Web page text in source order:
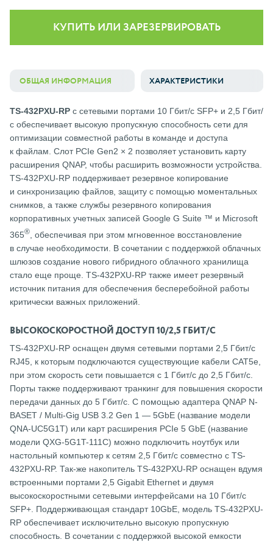
КУПИТЬ ИЛИ ЗАРЕЗЕРВИРОВАТЬ
ОБЩАЯ ИНФОРМАЦИЯ ХАРАКТЕРИСТИКИ
TS-432PXU-RP с сетевыми портами 10 Гбит/с SFP+ и 2,5 Гбит/
с обеспечивает высокую пропускную способность сети для
оптимизации совместной работы в команде и доступа
к файлам. Слот PCIe Gen2 × 2 позволяет установить карту
расширения QNAP, чтобы расширить возможности устройства.
TS-432PXU-RP поддерживает резервное копирование
и синхронизацию файлов, защиту с помощью моментальных
снимков, а также службы резервного копирования
корпоративных учетных записей Google G Suite ™ и Microsoft
365®
, обеспечивая при этом мгновенное восстановление
в случае необходимости. В сочетании с поддержкой облачных
шлюзов создание нового гибридного облачного хранилища
стало еще проще. TS-432PXU-RP также имеет резервный
источник питания для обеспечения бесперебойной работы
критически важных приложений.
ВЫСОКОСКОРОСТНОЙ ДОСТУП 10/2,5 ГБИТ/C
TS-432PXU-RP оснащен двумя сетевыми портами 2,5 Гбит/c
RJ45, к которым подключаются существующие кабели CAT5e,
при этом скорость сети повышается с 1 Гбит/с до 2,5 Гбит/с.
Порты также поддерживают транкинг для повышения скорости
передачи данных до 5 Гбит/с. С помощью адаптера QNAP N-
BASET / Multi-Gig USB 3.2 Gen 1 — 5GbE (название модели
QNA-UC5G1T) или карт расширения PCIe 5 GbE (название
модели QXG-5G1T-111C) можно подключить ноутбук или
настольный компьютер к сетям 2,5 Гбит/c совместно с TS-
432PXU-RP. Так-же накопитель TS-432PXU-RP оснащен вдумя
встроенными портами 2,5 Gigabit Ethernet и двумя
высокоскоростными сетевыми интерфейсами на 10 Гбит/с
SFP+. Поддерживающая стандарт 10GbE, модель TS-432PXU-
RP обеспечивает исключительно высокую пропускную
способность. В сочетании с поддержкой высокой емкости